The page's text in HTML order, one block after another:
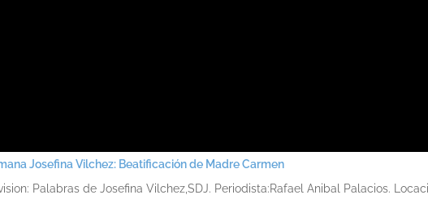
Josefina Vilchez: Beatificación de Madre Carmen
Palabras de Josefina Vilchez,SDJ. Periodista:Rafael Anibal Palacios.